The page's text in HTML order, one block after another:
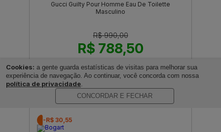
Gucci Guilty Pour Homme Eau De Toilette
Masculino
R$ 990,00
R$ 788,50
Até 12Xde R$ 65,70
-R$ 30,55
Cookies: a gente guarda estatísticas de visitas para melhorar sua
experiência de navegação. Ao continuar, você concorda com nossa
política de privacidade.
CONCORDAR E FECHAR